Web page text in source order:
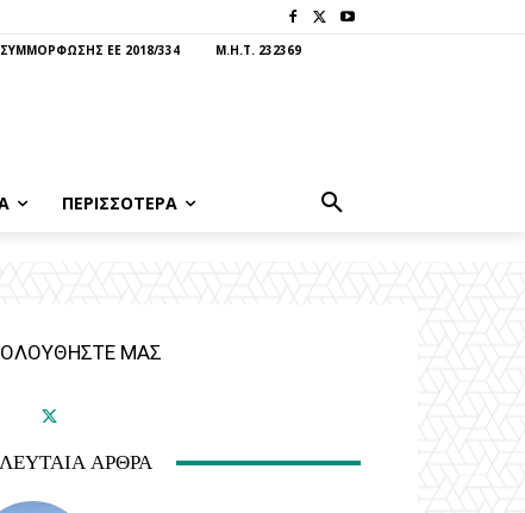
ΕΕ 2018/334 Μ.Η.Τ. 232369
ΠΕΡΙΣΣΟΤΕΡΑ
ΜΑΣ
ΆΡΘΡΑ